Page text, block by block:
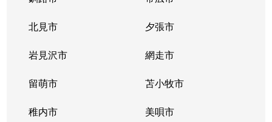
豊平３条
学園前(札幌)
豊平４条
豊平公園
豊平４条
豊平公園
豊平４条
豊平公園
北見市 夕張市
岩見沢市 網走市
留萌市 苫小牧市
稚内市 美唄市